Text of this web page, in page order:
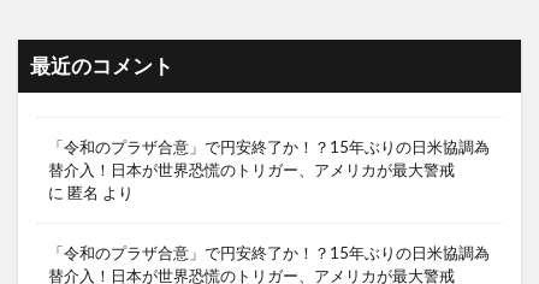
最近のコメント
「令和のプラザ合意」で円安終了か！？15年ぶりの日米協調為
替介入！日本が世界恐慌のトリガー、アメリカが最大警戒
に 匿名 より
「令和のプラザ合意」で円安終了か！？15年ぶりの日米協調為
替介入！日本が世界恐慌のトリガー、アメリカが最大警戒